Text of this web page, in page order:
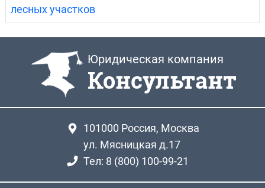
лесных участков
Юридическая компания
Консультант
101000 Россия, Москва
ул. Мясницкая д.17
Тел: 8 (800) 100-99-21